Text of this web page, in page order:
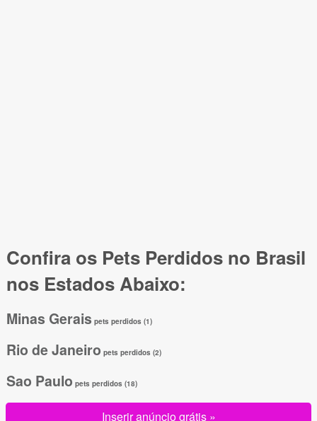
Confira os Pets Perdidos no Brasil
nos Estados Abaixo:
Minas Gerais pets perdidos (1)
Rio de Janeiro pets perdidos (2)
Sao Paulo pets perdidos (18)
Inserir anúncio grátis »